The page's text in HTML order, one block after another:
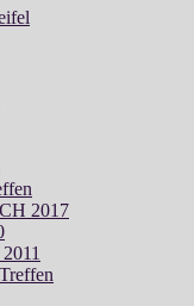
2017